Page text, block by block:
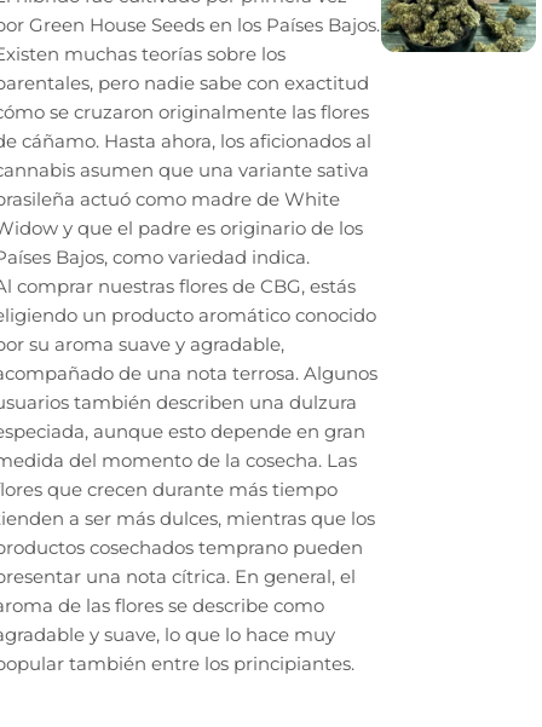
Green House Seeds en los Países Bajos.
muchas teorías sobre los
pero nadie sabe con exactitud
se cruzaron originalmente las flores
cáñamo. Hasta ahora, los aficionados al
asumen que una variante sativa
actuó como madre de White
y que el padre es originario de los
Bajos, como variedad indica.
comprar nuestras flores de CBG, estás
un producto aromático conocido
su aroma suave y agradable,
de una nota terrosa. Algunos
también describen una dulzura
aunque esto depende en gran
del momento de la cosecha. Las
que crecen durante más tiempo
a ser más dulces, mientras que los
cosechados temprano pueden
una nota cítrica. En general, el
de las flores se describe como
y suave, lo que lo hace muy
también entre los principiantes.